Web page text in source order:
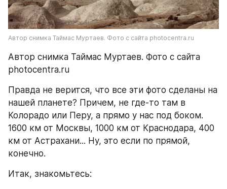
Автор снимка Таймас Муртаев. Фото с сайта photocentra.ru
Автор снимка Таймас Муртаев. Фото с сайта
photocentra.ru
Правда не верится, что все эти фото сделаны на
нашей планете? Причем, не где-то там в
Колорадо или Перу, а прямо у нас под боком.
1600 км от Москвы, 1000 км от Краснодара, 400
км от Астрахани... Ну, это если по прямой,
конечно.
Итак, знакомьтесь: